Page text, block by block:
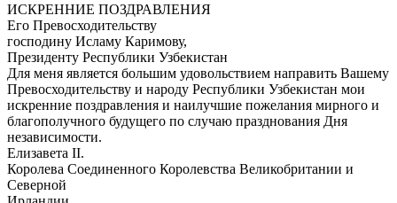
ИСКРЕННИЕ ПОЗДРАВЛЕНИЯ
Его Превосходительству
господину Исламу Каримову,
Президенту Республики Узбекистан
Для меня является большим удовольствием направить Вашему
Превосходительству и народу Республики Узбекистан мои
искренние поздравления и наилучшие пожелания мирного и
благополучного будущего по случаю празднования Дня
независимости.
Елизавета II.
Королева Соединенного Королевства Великобритании и
Северной